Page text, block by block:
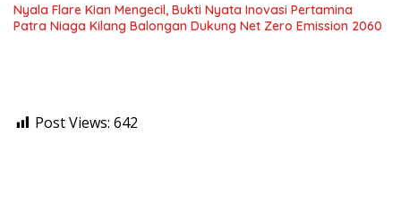
Nyala Flare Kian Mengecil, Bukti Nyata Inovasi Pertamina
Patra Niaga Kilang Balongan Dukung Net Zero Emission 2060
Post Views: 642